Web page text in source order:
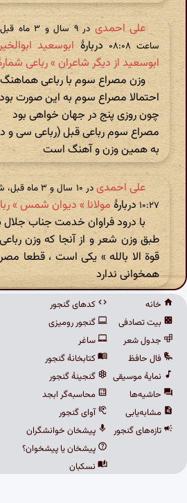
علی احمدی
ساعت ۰۸:۰۸
دربارهٔ ابوسعید
ابوسعید از دیگر شاعران » رباعی شمارهٔ
وزن مصراع سوم با رباعی
احتمالا مصراع سوم به این صورت
چون روزی پنج در جهان خواهی بود
مصراع سوم رباعی قبل (رباعی سی و
به همین وزن و آهنگ است
علی احمدی
۱۰:۲۷ دربارهٔ مولانا » دیوان شمس »
با درود فراوان خدمت جناب جلال
طبق وزن شعر و از آنجا که وزن
قوة الا بالله » یکی است ، قطعا
همخوانی ندارد
خانه
بیت تصادفی
جدول شعر
فال حافظ
نمایهٔ موسیقی
حاشیه‌ها
مشابه‌یابی
تازه‌های گنجور
کدهای گنجور
گنجور رومیزی
ساغر
کتابخانهٔ گنجور
گنجینهٔ گنجور
محاسبه‌گر ابجد
آوای گنجور
پیشخان خوانشگران
پیشخان یا پیشخوان؟
نسکبان